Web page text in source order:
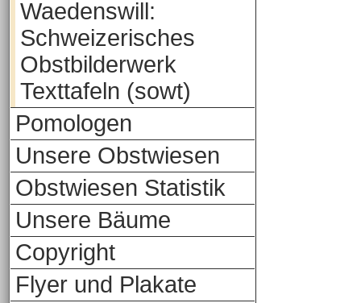
Waedenswill:
Schweizerisches
Obstbilderwerk
Texttafeln (sowt)
Pomologen
Unsere Obstwiesen
Obstwiesen Statistik
Unsere Bäume
Copyright
Flyer und Plakate